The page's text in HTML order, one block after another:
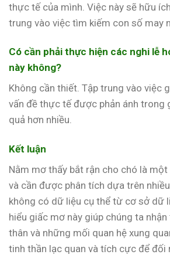
thực tế của mình. Việc này sẽ hữu
trung vào việc tìm kiếm con số may
Có cần phải thực hiện các nghi lễ
này không?
Không cần thiết. Tập trung vào việc
vấn đề thực tế được phản ánh trong
quả hơn nhiều.
Kết luận
Nằm mơ thấy bắt rận cho chó là
và cần được phân tích dựa trên
không có dữ liệu cụ thể từ cơ sở dữ
hiểu giấc mơ này giúp chúng ta
thân và những mối quan hệ xung
tinh thần lạc quan và tích cực để